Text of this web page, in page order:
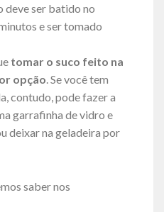
deve ser batido no
e ser tomado
tomar o suco feito na
opção. Se você tem
contudo, pode fazer a
garrafinha de vidro e
deixar na geladeira por
saber nos